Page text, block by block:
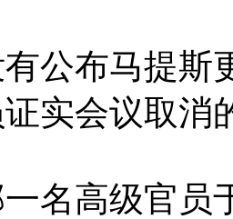
公布马提斯
实会议取消
名高级官员